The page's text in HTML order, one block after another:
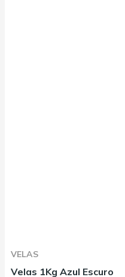
VELAS
Velas 1Kg Azul Escuro